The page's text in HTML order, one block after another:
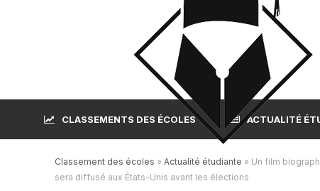
CLASSEMENTS DES ÉCOLES ACTUALITÉ
Classement des écoles » Actualité étudiante » Un film
sera diffusé aux États-Unis avant les élections